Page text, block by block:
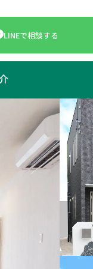
LINEで相談する